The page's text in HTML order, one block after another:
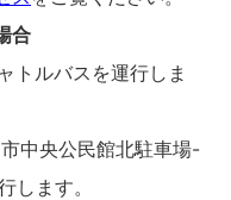
合
トルバスを運行しま
中央公民館北駐車場-
します。